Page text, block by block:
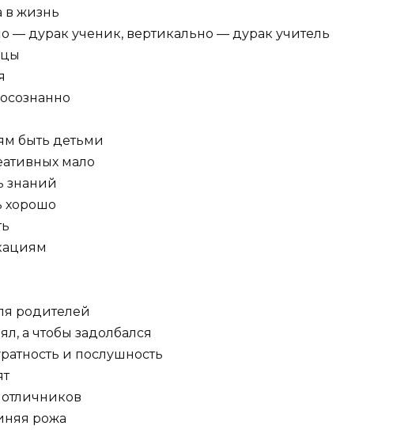
в жизнь
— дурак ученик, вертикально — дурак учитель
быть детьми
мало
знаний
хорошо
родителей
а чтобы задолбался
и послушность
рожа